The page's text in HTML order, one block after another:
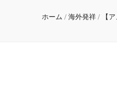
ホーム / 海外発祥 / 【